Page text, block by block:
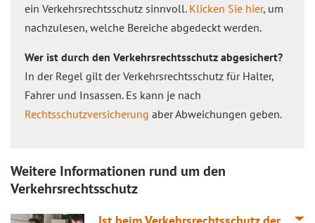
ein Verkehrsrechtsschutz sinnvoll. Klicken Sie hier, um
nachzulesen, welche Bereiche abgedeckt werden.
Wer ist durch den Verkehrsrechtsschutz abgesichert?
In der Regel gilt der Verkehrsrechtsschutz für Halter,
Fahrer und Insassen. Es kann je nach
Rechtsschutzversicherung aber Abweichungen geben.
Weitere Informationen rund um den
Verkehrsrechtsschutz